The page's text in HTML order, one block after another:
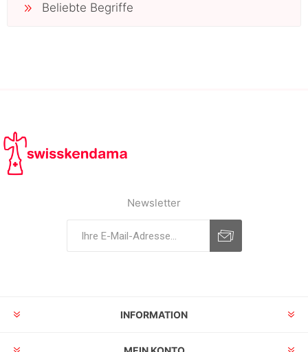
Beliebte Begriffe
Newsletter
INFORMATION